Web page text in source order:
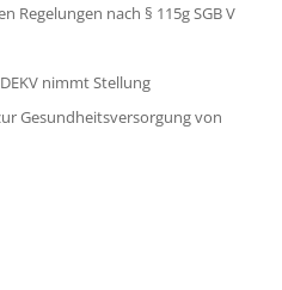
Regelungen nach § 115g SGB V
nimmt Stellung
Gesundheitsversorgung von